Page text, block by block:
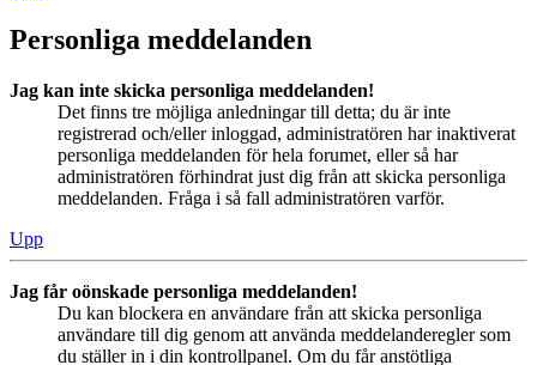
Personliga meddelanden
Jag kan inte skicka personliga meddelanden!
Det finns tre möjliga anledningar till detta; du är inte
registrerad och/eller inloggad, administratören har inaktiverat
personliga meddelanden för hela forumet, eller så har
administratören förhindrat just dig från att skicka personliga
meddelanden. Fråga i så fall administratören varför.
Upp
Jag får oönskade personliga meddelanden!
Du kan blockera en användare från att skicka personliga
användare till dig genom att använda meddelanderegler som
du ställer in i din kontrollpanel. Om du får anstötliga